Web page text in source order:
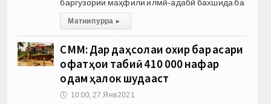
баргузории маҳфили илмӣ-адабӣ бахшида ба
Матни пурра ▸
СММ: Дар даҳсолаи охир бар асари
офатҳои табиӣ 410 000 нафар
одам ҳалок шудааст
🕔 10:00, 27.Янв 2021